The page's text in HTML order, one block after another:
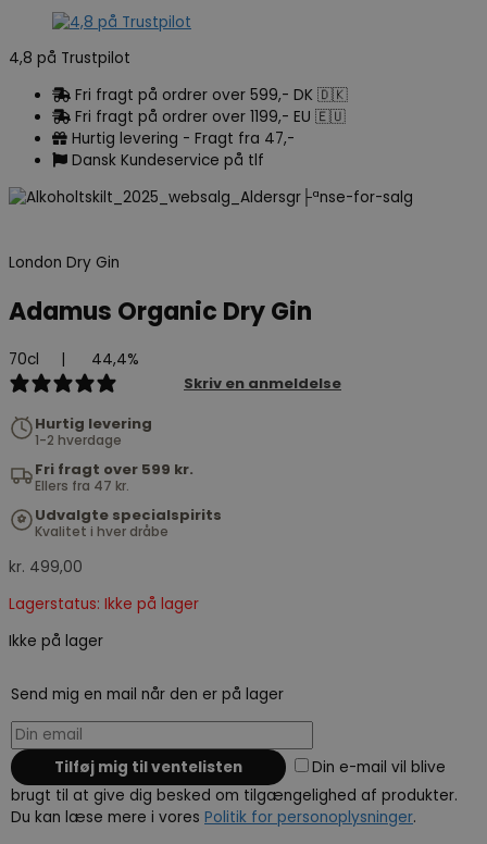
4,8 på Trustpilot
Fri fragt på ordrer over 599,- DK 🇩🇰
Fri fragt på ordrer over 1199,- EU 🇪🇺
Hurtig levering - Fragt fra 47,-
Dansk Kundeservice på tlf
London Dry Gin
Adamus Organic Dry Gin
70cl 44,4%
Skriv en anmeldelse
Hurtig levering
1-2 hverdage
Fri fragt over 599 kr.
Ellers fra 47 kr.
Udvalgte specialspirits
Kvalitet i hver dråbe
kr. 499,00
Lagerstatus: Ikke på lager
Ikke på lager
Send mig en mail når den er på lager
Din e-mail vil blive
brugt til at give dig besked om tilgængelighed af produkter.
Du kan læse mere i vores Politik for personoplysninger.